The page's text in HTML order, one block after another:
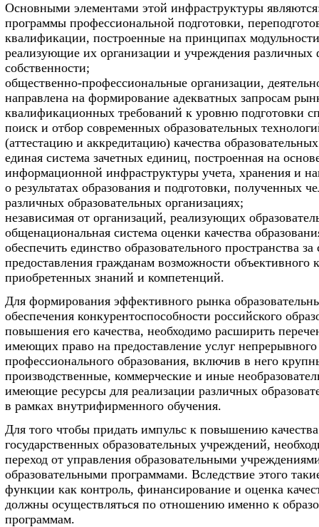
Основными элементами этой инфраструктуры
программы профессиональной подготовки,
квалификации, построенные на принципах
реализующие их организации и учреждения различных
собственности;
общественно-профессиональные организации,
направлена на формирование адекватных запросам
квалификационных требований к уровню подготовки
поиск и отбор современных образовательных
(аттестацию и аккредитацию) качества
единая система зачетных единиц, построенная на
информационной инфраструктуры учета, хранения и
о результатах образования и подготовки, полученных
различных образовательных организациях;
независимая от организаций, реализующих
общенациональная система оценки качества
обеспечить единство образовательного пространства за
предоставления гражданам возможности объективного
приобретенных знаний и компетенций.
Для формирования эффективного рынка
обеспечения конкурентоспособности российского
повышения его качества, необходимо расширить
имеющих право на предоставление услуг непрерывного
профессионального образования, включив в него
производственные, коммерческие и иные
имеющие ресурсы для реализации различных
в рамках внутрифирменного обучения.
Для того чтобы придать импульс к повышению качества
государственных образовательных учреждений,
переход от управления образовательными
образовательными программами. Вследствие этого
функции как контроль, финансирование и оценка
должны осуществляться по отношению именно к
программам.